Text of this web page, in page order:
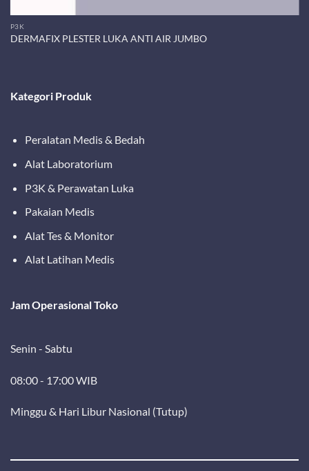
P3K
DERMAFIX PLESTER LUKA ANTI AIR JUMBO
Kategori Produk
Peralatan Medis & Bedah
Alat Laboratorium
P3K & Perawatan Luka
Pakaian Medis
Alat Tes & Monitor
Alat Latihan Medis
Jam Operasional Toko
Senin - Sabtu
08:00 - 17:00 WIB
Minggu & Hari Libur Nasional (Tutup)